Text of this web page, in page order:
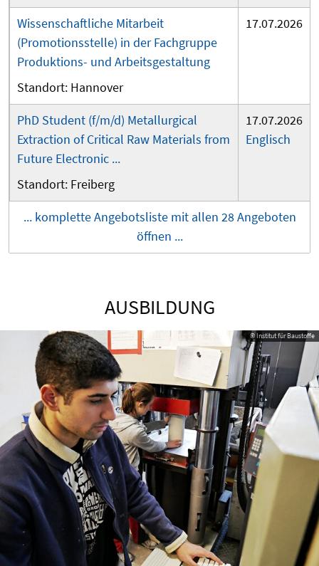
Wissenschaftliche Mitarbeit
(Promotionsstelle) in der Fachgruppe
Produktions- und Arbeitsgestaltung
Hannover
17.07.2026
PhD Student (f/m/d) Metallurgical
Extraction of Critical Raw Materials from
Future Electronic ...
Freiberg
17.07.2026
Englisch
... komplette Angebotsliste mit allen 28 Angeboten
öffnen ...
AUSBILDUNG
© Institut für Baustoffe